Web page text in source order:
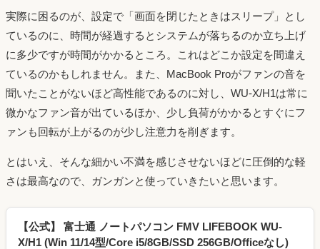
実際に困るのが、設定で「画面を閉じたときはスリープ」とし
ているのに、時間が経過するとシステムが落ちるのか立ち上げ
に多少ですが時間がかかるところ。これはどこか設定を間違え
ているのかもしれません。また、MacBook Proがファンの音を
聞いたことがないほど高性能であるのに対し、WU-X/H1は常に
微かなファン音が出ているほか、少し負荷がかかるとすぐにフ
ァンも回転が上がるのが少し注意力を削ぎます。
とはいえ、そんな細かい不満を感じさせないほどに圧倒的な軽
さは最高なので、ガンガンと使っていきたいと思います。
【公式】 富士通 ノートパソコン FMV LIFEBOOK WU-
X/H1 (Win 11/14型/Core i5/8GB/SSD 256GB/Officeなし)